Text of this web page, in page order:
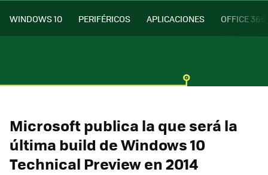
WINDOWS 10 PERIFÉRICOS APLICACIONES OFFICE 365
Microsoft publica la que será la
última build de Windows 10
Technical Preview en 2014